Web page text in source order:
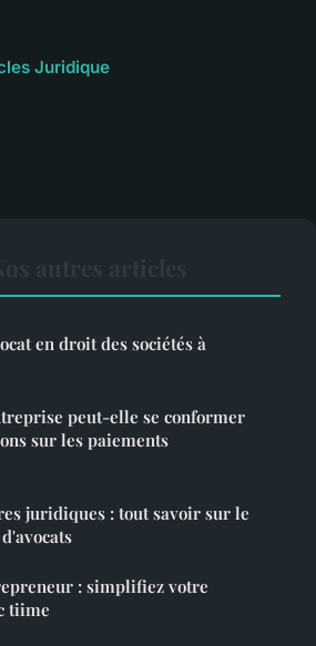
Juridique
en droit des sociétés à
peut-elle se conformer
sur les paiements
juridiques : tout savoir sur le
: simplifiez votre
tiime